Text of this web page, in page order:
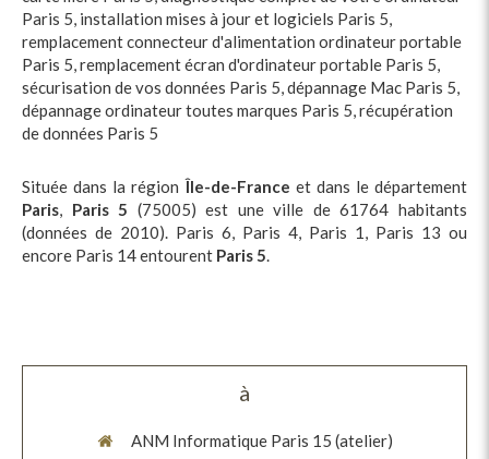
Paris 5, installation mises à jour et logiciels Paris 5,
remplacement connecteur d'alimentation ordinateur portable
Paris 5,remplacement écran d'ordinateur portable Paris 5,
sécurisation de vos données Paris 5,dépannage Mac Paris 5,
dépannage ordinateur toutes marques Paris 5,récupération
de données Paris 5
Située dans la régionÎle-de-France et dans le département
Paris, Paris 5 (75005) est une ville de 61764 habitants
(données de 2010). Paris 6, Paris 4, Paris 1, Paris 13 ou
encore Paris 14 entourent Paris 5.
à
ANM Informatique Paris 15 (atelier)